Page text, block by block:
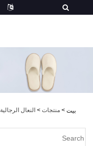
بيت > منتجات > النعال الرجالية